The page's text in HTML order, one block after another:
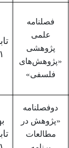
فصلنامه
علمی
پژوهشی
«پژوهش‌های
فلسفی»
دوفصلنامه
«پژوهش در
مطالعات